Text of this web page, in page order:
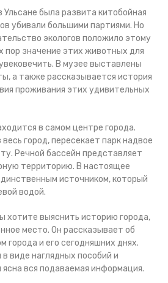
Ульсане была развита китобойная
убивали большими партиями. Но
экологов положило этому
пор значение этих животных для
В музее выставлены
а также рассказывается история
проживания этих удивительных
в самом центре города.
город, пересекает парк надвое
Речной бассейн представляет
территорию. В настоящее
источником, который
водой.
хотите выяснить историю города,
место. Он рассказывает об
города и его сегодняшних днях.
виде наглядных пособий и
вся подаваемая информация.